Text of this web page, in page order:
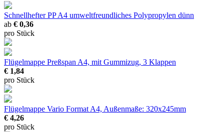
Schnellhefter PP A4 umweltfreundliches Polypropylen dünn
ab € 0,36
pro Stück
Flügelmappe Preßspan A4, mit Gummizug, 3 Klappen
€ 1,84
pro Stück
Flügelmappe Vario Format A4, Außenmaße: 320x245mm
€ 4,26
pro Stück